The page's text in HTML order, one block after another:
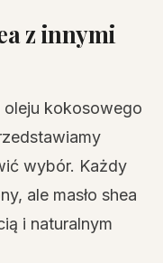
z innymi
oleju kokosowego
wybór. Każdy
ale masło shea
i naturalnym